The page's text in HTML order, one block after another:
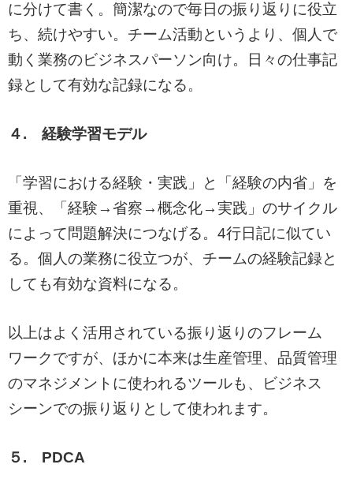
に分けて書く。簡潔なので毎日の振り返りに役立
ち、続けやすい。チーム活動というより、個人で
動く業務のビジネスパーソン向け。日々の仕事記
録として有効な記録になる。
４. 経験学習モデル
「学習における経験・実践」と「経験の内省」を
重視、「経験→省察→概念化→実践」のサイクル
によって問題解決につなげる。4行日記に似てい
る。個人の業務に役立つが、チームの経験記録と
しても有効な資料になる。
以上はよく活用されている振り返りのフレーム
ワークですが、ほかに本来は生産管理、品質管理
のマネジメントに使われるツールも、ビジネス
シーンでの振り返りとして使われます。
５. PDCA